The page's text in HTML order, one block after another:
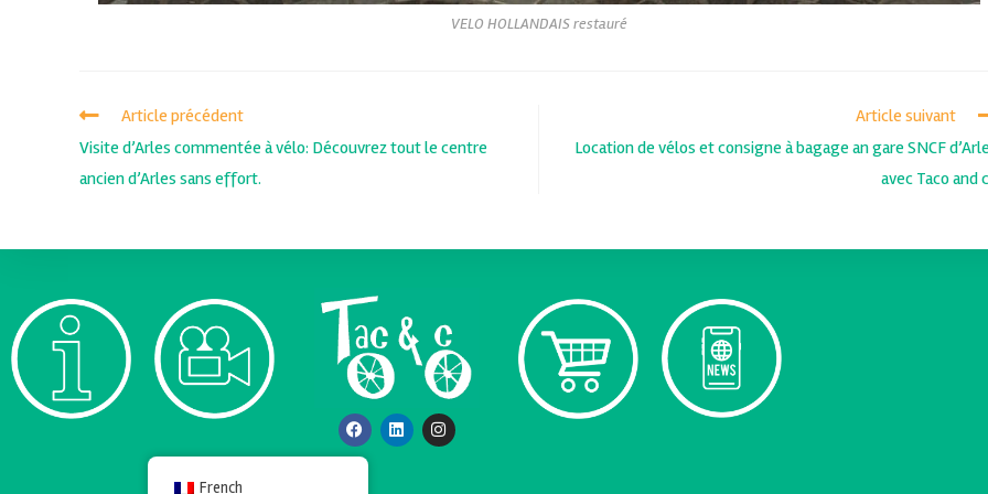
VELO HOLLANDAIS restauré
Article précédent
Visite d’Arles commentée à vélo: Découvrez tout le centre
ancien d’Arles sans effort.
Article suivant
Location de vélos et consigne à bagage an gare SNCF
avec Taco and
French